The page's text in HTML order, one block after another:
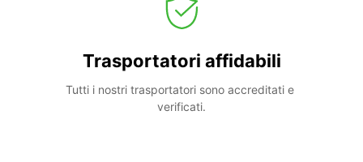
Trasportatori affidabili
Tutti i nostri trasportatori sono accreditati e
verificati.